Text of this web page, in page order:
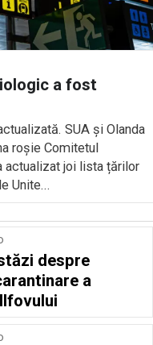
a fost
SUA și Olanda
roșie Comitetul
actualizat joi lista țărilor
Unite...
despre
a